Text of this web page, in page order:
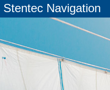
Stentec Navigation